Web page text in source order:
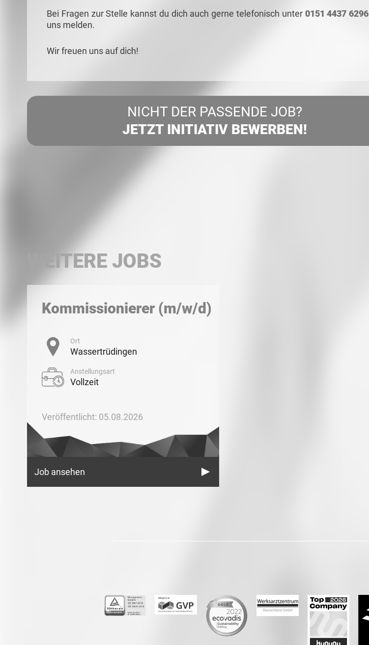
Bei Fragen zur Stelle kannst du dich auch gerne telefonisch unter 0151 4437 6296
uns melden.
Wir freuen uns auf dich!
NICHT DER PASSENDE JOB?
JETZT INITIATIV BEWERBEN!
WEITERE JOBS
Kommissionierer (m/w/d)
Ort
Wassertrüdingen
Anstellungsart
Vollzeit
Veröffentlicht: 05.08.2026
Job ansehen